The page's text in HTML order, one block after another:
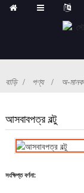
বাড়ি পণ্য অ-
আসবাবপত্র বল্টু
সংক্ষিপ্ত বর্ণনা: